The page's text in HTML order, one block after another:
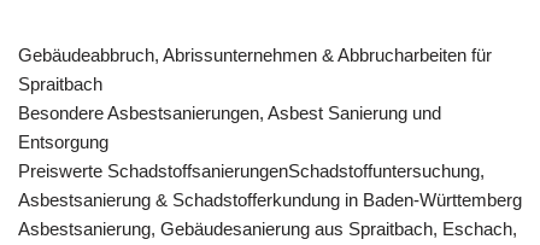
Gebäudeabbruch, Abrissunternehmen & Abbrucharbeiten für
Spraitbach
Besondere Asbestsanierungen, Asbest Sanierung und
Entsorgung
Preiswerte SchadstoffsanierungenSchadstoffuntersuchung,
Asbestsanierung & Schadstofferkundung in Baden-Württemberg
Asbestsanierung, Gebäudesanierung aus Spraitbach, Eschach,